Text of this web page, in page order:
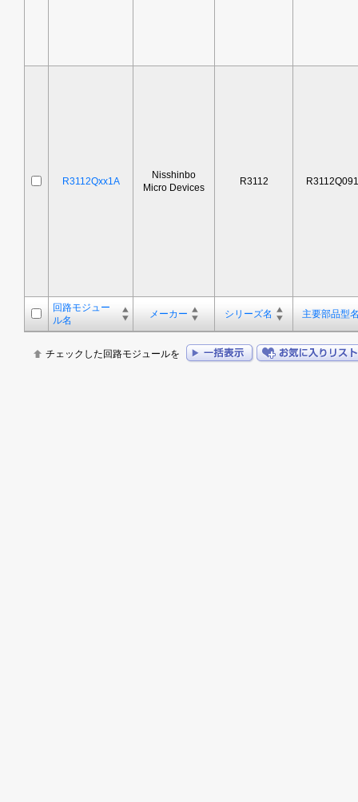
R3112Qxx1A
Nisshinbo
Micro Devices
R3112
回路モジュー
ル名
メーカー シリーズ名 主要部品型
チェックした回路モジュールを